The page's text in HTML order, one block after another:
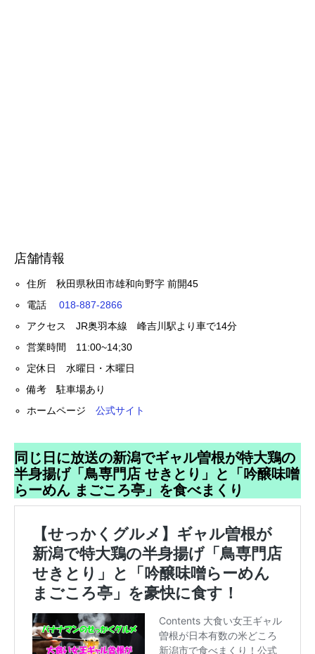
店舗情報
住所 秋田県秋田市雄和向野字 前開45
電話018-887-2866
アクセス JR奥羽本線 峰吉川駅より車で14分
営業時間 11:00~14;30
定休日 水曜日・木曜日
備考 駐車場あり
ホームページ公式サイト
同じ日に放送の新潟でギャル曽根が特大鶏の
半身揚げ「鳥専門店 せきとり」と「吟醸味噌
らーめん まごころ亭」を食べまくり